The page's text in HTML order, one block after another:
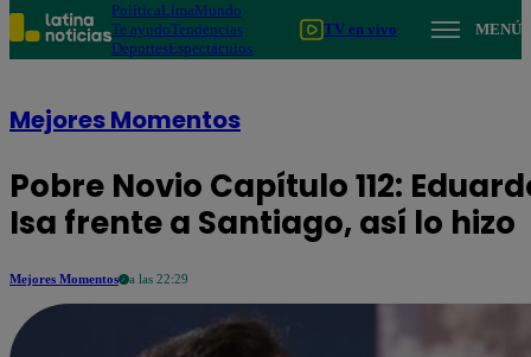
PolíticaLimaMundo
Te ayudoTendencias
DeportesEspectáculos
TV en vivo MENÚ
Mejores Momentos
Pobre Novio Capítulo 112:
Isa frente a Santiago, así lo hizo
Mejores Momentos a las 22:29